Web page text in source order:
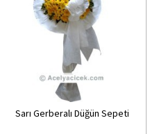
Sarı Gerberalı Düğün Sepeti